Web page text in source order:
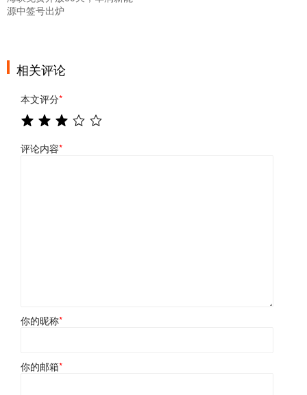
源中签号出炉
相关评论
本文评分*
评论内容*
你的昵称*
你的邮箱*